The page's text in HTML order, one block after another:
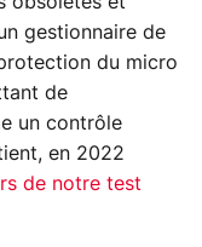
gestionnaire de
du micro
de
un contrôle
en 2022
de notre test